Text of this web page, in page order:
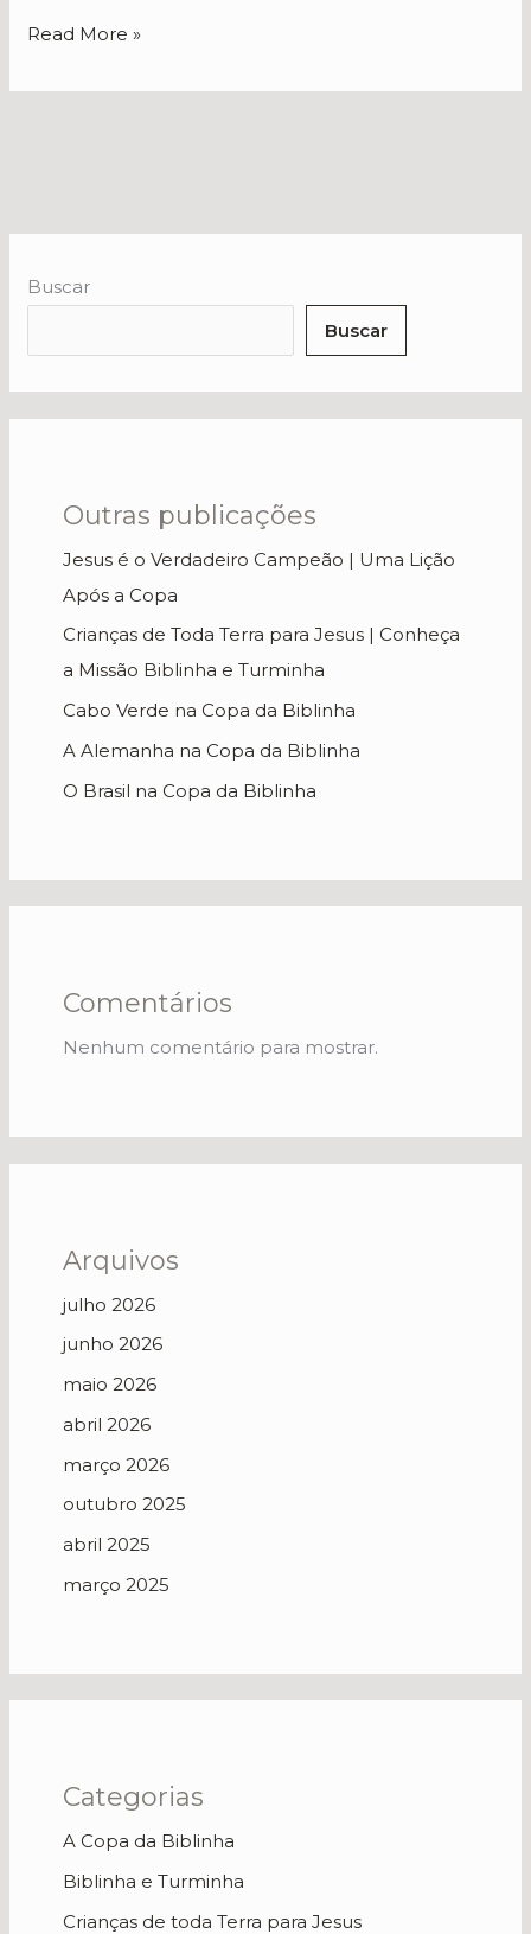
Read More »
Buscar
Buscar
Outras publicações
Jesus é o Verdadeiro Campeão | Uma Lição
Após a Copa
Crianças de Toda Terra para Jesus | Conheça
a Missão Biblinha e Turminha
Cabo Verde na Copa da Biblinha
A Alemanha na Copa da Biblinha
O Brasil na Copa da Biblinha
Comentários
Nenhum comentário para mostrar.
Arquivos
julho 2026
junho 2026
maio 2026
abril 2026
março 2026
outubro 2025
abril 2025
março 2025
Categorias
A Copa da Biblinha
Biblinha e Turminha
Crianças de toda Terra para Jesus